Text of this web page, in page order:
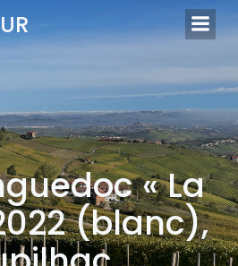
« La
(blanc),